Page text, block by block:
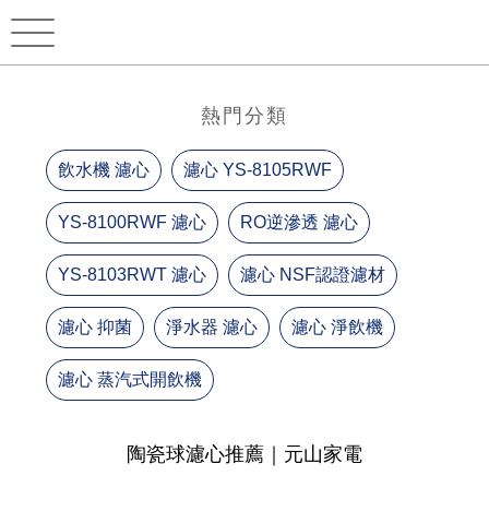
熱門分類
飲水機 濾心 濾心 YS-8105RWF
YS-8100RWF 濾心 RO逆滲透 濾心
YS-8103RWT 濾心 濾心 NSF認證濾材
濾心 抑菌 淨水器 濾心 濾心 淨飲機
濾心 蒸汽式開飲機
陶瓷球濾心推薦｜元山家電